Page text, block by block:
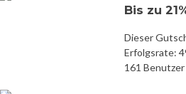
Bis zu
Dieser
Erfolgsrate:
161